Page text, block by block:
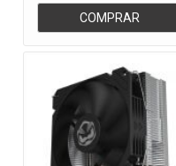
COMPRAR